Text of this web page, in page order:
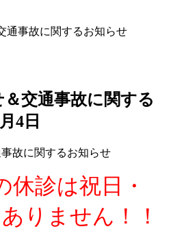
通事故に関するお知らせ
交通事故に関する
4日
休診は祝日・
りません！！